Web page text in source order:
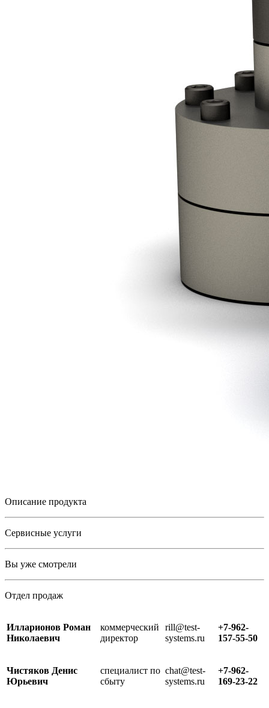
Описание продукта
Сервисные услуги
Вы уже смотрели
Отдел продаж
Илларионов Роман
Николаевич
коммерческий
директор
rill@test-
systems.ru
+7-962-
157-55-50
Чистяков Денис
Юрьевич
специалист по
сбыту
chat@test-
systems.ru
+7-962-
169-23-22